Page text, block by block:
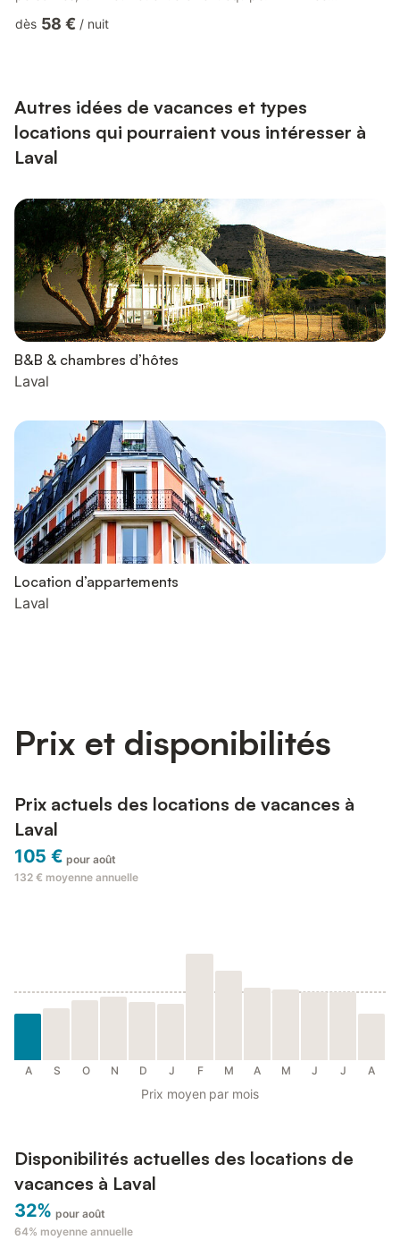
toilette, gel douche, shampoing, liquide vaisselle, savon pour les
sé...
dès 58 € / nuit
Autres idées de vacances et types
locations qui pourraient vous intéresser à
Laval
B&B & chambres d’hôtes
Laval
Location d’appartements
Laval
Prix et disponibilités
Prix actuels des locations de vacances à
Laval
105 € pour août
132 € moyenne annuelle
A S O N D J F M A M J J A
Prix moyen par mois
Disponibilités actuelles des locations de
vacances à Laval
32% pour août
64% moyenne annuelle